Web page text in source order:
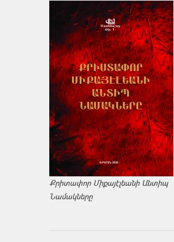
Քրիտափոր Միքայէլեանի Անտիպ
Նամակները